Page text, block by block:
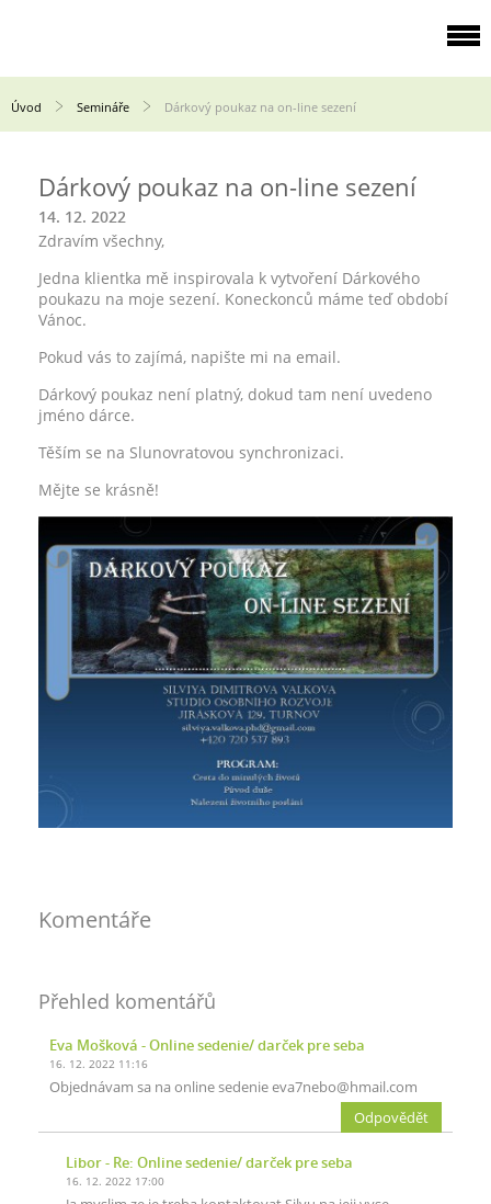
Úvod Semináře Dárkový poukaz na on-line sezení
Dárkový poukaz na on-line sezení
14. 12. 2022
Zdravím všechny,
Jedna klientka mě inspirovala k vytvoření Dárkového
poukazu na moje sezení. Koneckonců máme teď období
Vánoc.
Pokud vás to zajímá, napište mi na email.
Dárkový poukaz není platný, dokud tam není uvedeno
jméno dárce.
Těším se na Slunovratovou synchronizaci.
Mějte se krásně!
Komentáře
Přehled komentářů
Eva Mošková - Online sedenie/ darček pre seba
16. 12. 2022 11:16
Objednávam sa na online sedenie eva7nebo@hmail.com
Odpovědět
Libor- Re: Online sedenie/ darček pre seba
16. 12. 2022 17:00